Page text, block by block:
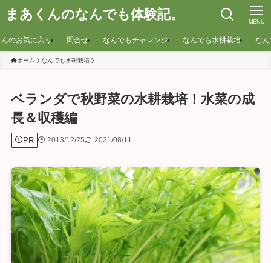
まあくんのなんでも体験記。 MENU
のお気に入り 問合せ なんでもチャレンジ なんでも水耕栽培 な
ホーム なんでも水耕栽培
ベランダで秋野菜の水耕栽培！水菜の成
長＆収穫編
PR 2013/12/25 2021/08/11